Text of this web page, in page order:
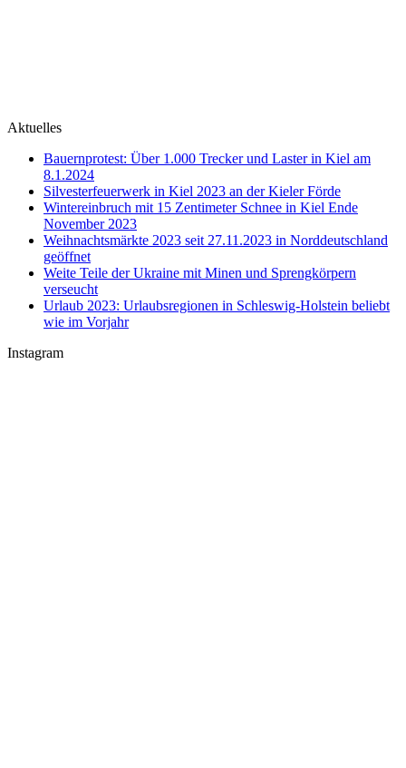
Aktuelles
Bauernprotest: Über 1.000 Trecker und Laster in Kiel am
8.1.2024
Silvesterfeuerwerk in Kiel 2023 an der Kieler Förde
Wintereinbruch mit 15 Zentimeter Schnee in Kiel Ende
November 2023
Weihnachtsmärkte 2023 seit 27.11.2023 in Norddeutschland
geöffnet
Weite Teile der Ukraine mit Minen und Sprengkörpern
verseucht
Urlaub 2023: Urlaubsregionen in Schleswig-Holstein beliebt
wie im Vorjahr
Instagram